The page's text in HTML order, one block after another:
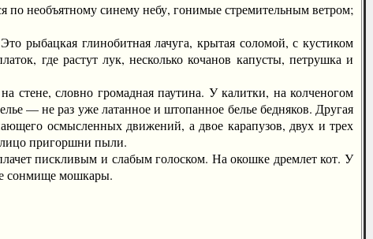
необъятному синему небу, гонимые стремительным ветром;
глинобитная лачуга, крытая соломой, с кустиком
где растут лук, несколько кочанов капусты, петрушка и
словно громадная паутина. У калитки, на колченогом
— не раз уже латанное и штопанное белье бедняков. Другая
осмысленных движений, а двое карапузов, двух и трех
лицо пригоршни пыли.
пискливым и слабым голоском. На окошке дремлет кот. У
сонмище мошкары.